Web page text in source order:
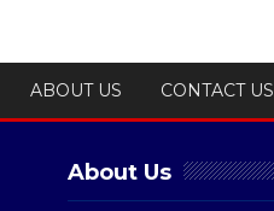
ABOUT US CONTACT US
About Us